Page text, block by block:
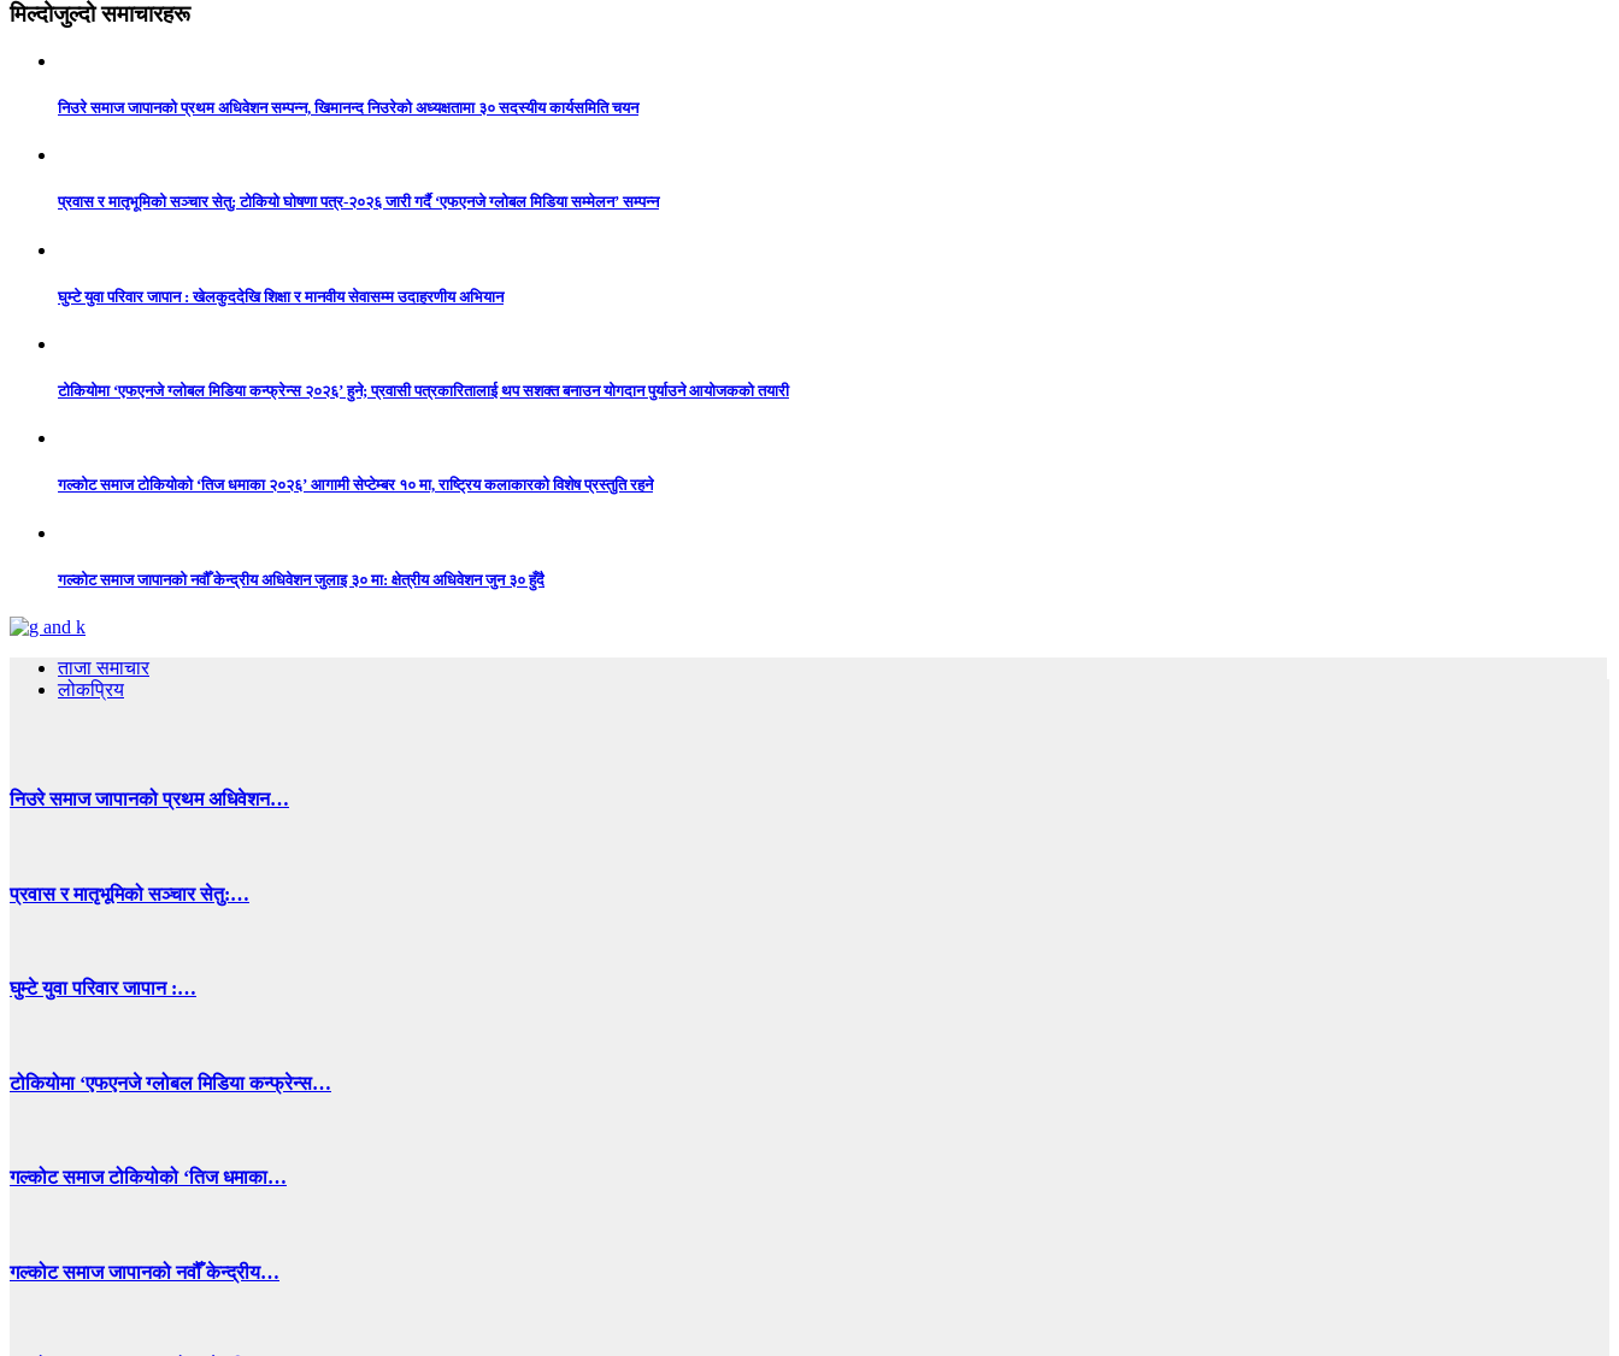
मिल्दोजुल्दो समाचारहरू
निउरे समाज जापानको प्रथम अधिवेशन सम्पन्न, खिमानन्द निउरेको अध्यक्षतामा ३० सदस्यीय कार्यसमिति चयन
प्रवास र मातृभूमिको सञ्चार सेतु: टोकियो घोषणा पत्र-२०२६ जारी गर्दै ‘एफएनजे ग्लोबल मिडिया सम्मेलन’ सम्पन्न
घुम्टे युवा परिवार जापान : खेलकुददेखि शिक्षा र मानवीय सेवासम्म उदाहरणीय अभियान
टोकियोमा ‘एफएनजे ग्लोबल मिडिया कन्फ्रेन्स २०२६’ हुने; प्रवासी पत्रकारितालाई थप सशक्त बनाउन योगदान पुर्याउने आयोजकको तयारी
गल्कोट समाज टोकियोको ‘तिज धमाका २०२६’ आगामी सेप्टेम्बर १० मा, राष्ट्रिय कलाकारको विशेष प्रस्तुति रहने
गल्कोट समाज जापानको नवौँ केन्द्रीय अधिवेशन जुलाइ ३० मा: क्षेत्रीय अधिवेशन जुन ३० हुँदै
ताजा समाचार
लोकप्रिय
निउरे समाज जापानको प्रथम अधिवेशन…
प्रवास र मातृभूमिको सञ्चार सेतु:…
घुम्टे युवा परिवार जापान :…
टोकियोमा ‘एफएनजे ग्लोबल मिडिया कन्फ्रेन्स…
गल्कोट समाज टोकियोको ‘तिज धमाका…
गल्कोट समाज जापानको नवौँ केन्द्रीय…